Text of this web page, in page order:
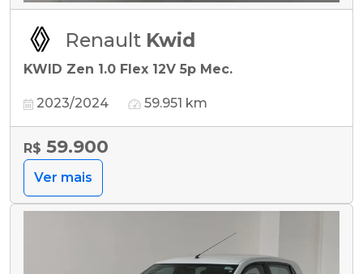
Renault Kwid
KWID Zen 1.0 Flex 12V 5p Mec.
2023/2024 59.951 km
R$ 59.900
Ver mais